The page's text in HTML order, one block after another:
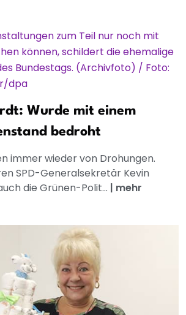
Wurde mit einem
bedroht
immer wieder von Drohungen.
SPD-Generalsekretär Kevin
die Grünen-Polit... | mehr